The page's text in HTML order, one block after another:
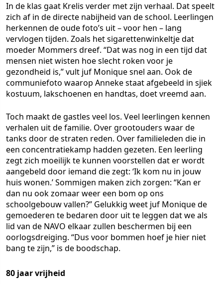
In de klas gaat Krelis verder met zijn verhaal. Dat speelt
zich af in de directe nabijheid van de school. Leerlingen
herkennen de oude foto’s uit – voor hen – lang
vervlogen tijden. Zoals het sigarettenwinkeltje dat
moeder Mommers dreef. “Dat was nog in een tijd dat
mensen niet wisten hoe slecht roken voor je
gezondheid is,” vult juf Monique snel aan. Ook de
communiefoto waarop Anneke staat afgebeeld in sjiek
kostuum, lakschoenen en handtas, doet vreemd aan.
Toch maakt de gastles veel los. Veel leerlingen kennen
verhalen uit de familie. Over grootouders waar de
tanks door de straten reden. Over familieleden die in
een concentratiekamp hadden gezeten. Een leerling
zegt zich moeilijk te kunnen voorstellen dat er wordt
aangebeld door iemand die zegt: ‘Ik kom nu in jouw
huis wonen.’ Sommigen maken zich zorgen: “Kan er
dan nu ook zomaar weer een bom op ons
schoolgebouw vallen?” Gelukkig weet juf Monique de
gemoederen te bedaren door uit te leggen dat we als
lid van de NAVO elkaar zullen beschermen bij een
oorlogsdreiging. “Dus voor bommen hoef je hier niet
bang te zijn,” is de boodschap.
80 jaar vrijheid